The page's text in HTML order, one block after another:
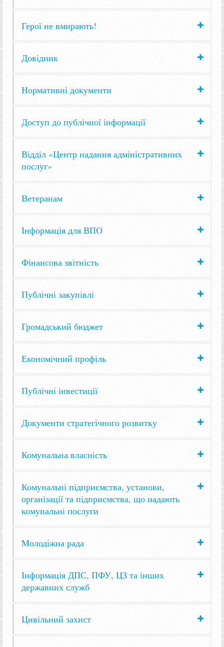
Герої не вмирають!
Довідник
Нормативні документи
Доступ до публічної інформації
Відділ «Центр надання адміністративних
послуг»
Ветеранам
Інформація для ВПО
Фінансова звітність
Публічні закупівлі
Громадський бюджет
Економічний профіль
Публічні інвестиції
Документи стратегічного розвитку
Комунальна власність
Комунальні підприємства, установи,
організації та підприємства, що надають
комунальні послуги
Молодіжна рада
Інформація ДПС, ПФУ, ЦЗ та інших
державних служб
Цивільний захист